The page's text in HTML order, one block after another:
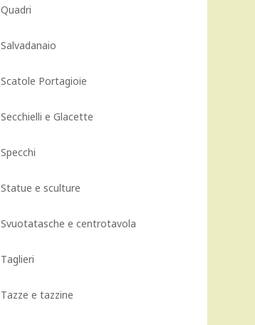
Quadri
Salvadanaio
Scatole Portagioie
Secchielli e Glacette
Specchi
Statue e sculture
Svuotatasche e centrotavola
Taglieri
Tazze e tazzine